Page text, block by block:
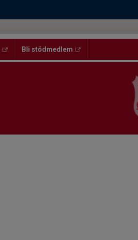
Bli stödmedlem